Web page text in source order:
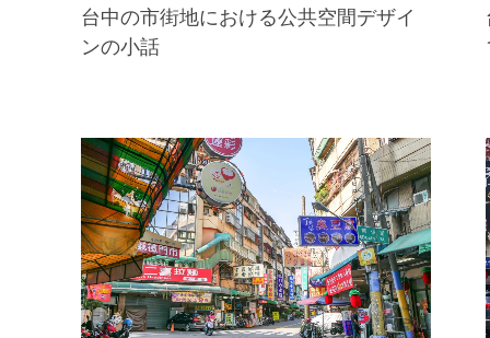
台中の市街地における公共空間デザイ
ンの小話